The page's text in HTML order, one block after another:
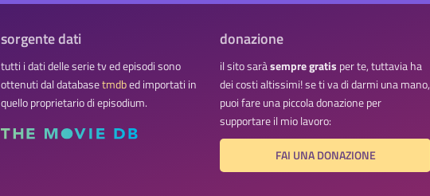
sorgente dati
tutti i dati delle serie tv ed episodi sono
ottenuti dal databasetmdbed importati in
quello proprietario di episodium.
donazione
il sito saràsempre gratis per te, tuttavia ha
dei costi altissimi! se ti va di darmi una mano,
puoi fare una piccola donazione per
supportare il mio lavoro:
FAI UNA DONAZIONE